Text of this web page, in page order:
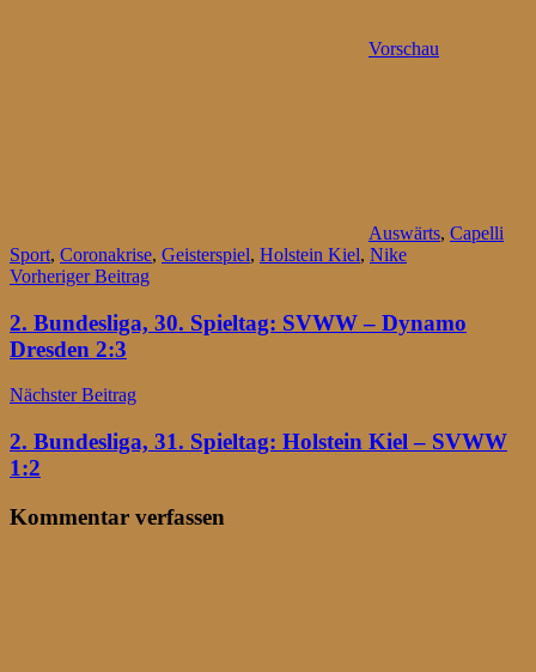
Vorschau
Auswärts, Capelli
Sport, Coronakrise, Geisterspiel, Holstein Kiel, Nike
Beitragsnavigation
Vorheriger Beitrag
2. Bundesliga, 30. Spieltag: SVWW – Dynamo
Dresden 2:3
Nächster Beitrag
2. Bundesliga, 31. Spieltag: Holstein Kiel – SVWW
1:2
Kommentar verfassen